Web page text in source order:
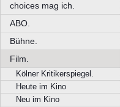
choices mag ich.
ABO.
Bühne.
Film.
Kölner Kritikerspiegel.
Heute im Kino
Neu im Kino